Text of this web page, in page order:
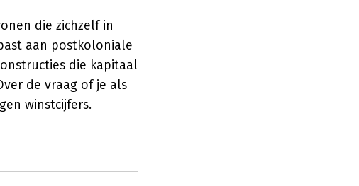
die zichzelf in
aan postkoloniale
die kapitaal
de vraag of je als
winstcijfers.